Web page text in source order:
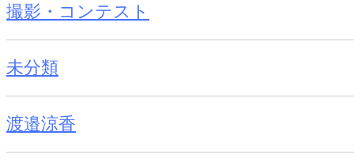
撮影・コンテスト
未分類
渡邉涼香